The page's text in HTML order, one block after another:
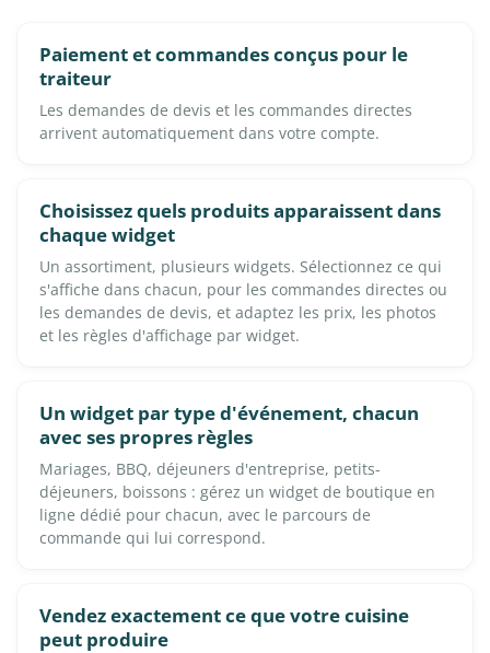
Paiement et commandes conçus pour le
traiteur
Les demandes de devis et les commandes directes
arrivent automatiquement dans votre compte.
Choisissez quels produits apparaissent dans
chaque widget
Un assortiment, plusieurs widgets. Sélectionnez ce qui
s'affiche dans chacun, pour les commandes directes ou
les demandes de devis, et adaptez les prix, les photos
et les règles d'affichage par widget.
Un widget par type d'événement, chacun
avec ses propres règles
Mariages, BBQ, déjeuners d'entreprise, petits-
déjeuners, boissons : gérez un widget de boutique en
ligne dédié pour chacun, avec le parcours de
commande qui lui correspond.
Vendez exactement ce que votre cuisine
peut produire